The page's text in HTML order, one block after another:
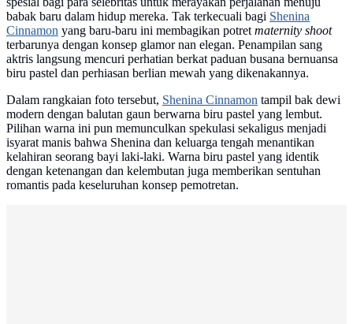
babak baru dalam hidup mereka. Tak terkecuali bagi Shenina
Cinnamon yang baru-baru ini membagikan potretmaternity shoot
terbarunya dengan konsep glamor nan elegan. Penampilan sang
aktris langsung mencuri perhatian berkat paduan busana bernuansa
biru pastel dan perhiasan berlian mewah yang dikenakannya.
Dalam rangkaian foto tersebut, Shenina Cinnamon tampil bak dewi
modern dengan balutan gaun berwarna biru pastel yang lembut.
Pilihan warna ini pun memunculkan spekulasi sekaligus menjadi
isyarat manis bahwa Shenina dan keluarga tengah menantikan
kelahiran seorang bayi laki-laki. Warna biru pastel yang identik
dengan ketenangan dan kelembutan juga memberikan sentuhan
romantis pada keseluruhan konsep pemotretan.